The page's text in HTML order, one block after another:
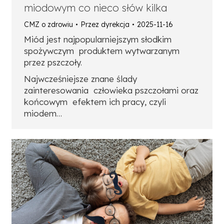
miodowym co nieco słów kilka
CMZ o zdrowiu Przez dyrekcja 2025-11-16
Miód jest najpopularniejszym słodkim
spożywczym produktem wytwarzanym
przez pszczoły.
Najwcześniejsze znane ślady
zainteresowania człowieka pszczołami oraz
końcowym efektem ich pracy, czyli
miodem…